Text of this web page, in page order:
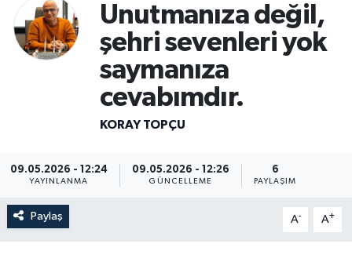
Unutmanıza değil,
şehri sevenleri yok
saymanıza
cevabımdır.
KORAY TOPÇU
09.05.2026 - 12:24
YAYINLANMA
09.05.2026 - 12:26
GÜNCELLEME
6
PAYLAŞIM
Paylaş A- A+
Son Dakika Haberleri
Haber Arşivi